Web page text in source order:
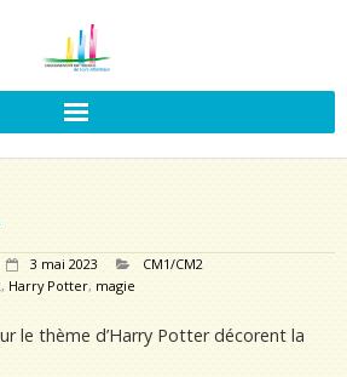
3 mai 2023
CM1/CM2
, Harry Potter, magie
le thème d’Harry Potter décorent la